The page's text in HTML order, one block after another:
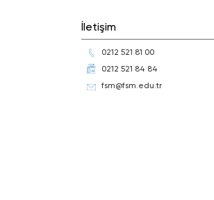
İletişim
0212 521 81 00
0212 521 84 84
fsm@fsm.edu.tr